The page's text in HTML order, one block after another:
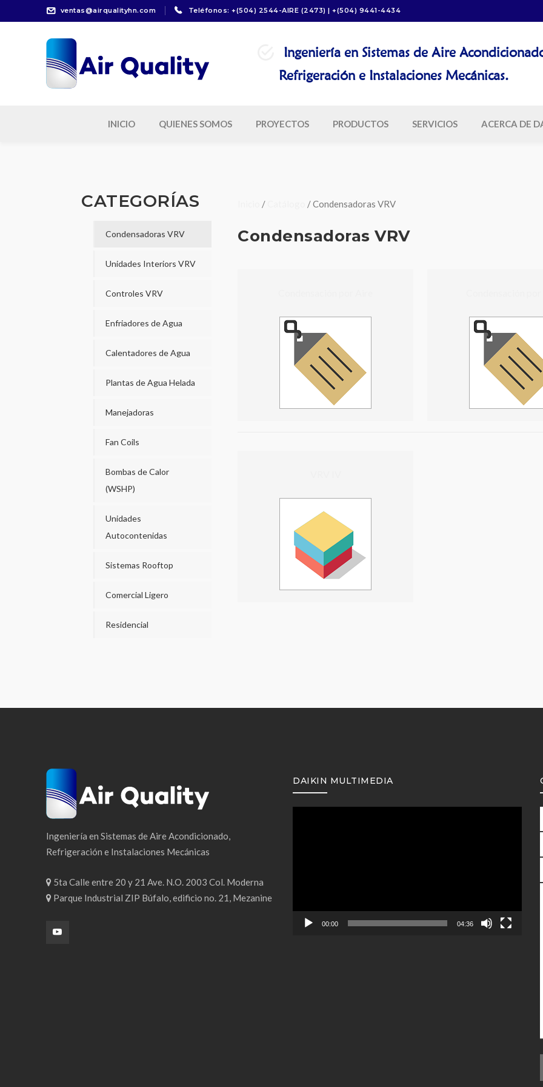
ventas@airqualityhn.com Teléfonos: +(504) 2544-AIRE (2473) | +(504) 9441-4434
Ingeniería en Sistemas de Aire
Refrigeración e Instalaciones Mecánicas.
INICIO QUIENES SOMOS PROYECTOS PRODUCTOS SERVICIOS ACERCA DE
CATEGORÍAS
Condensadoras VRV
Unidades Interiors VRV
Controles VRV
Enfriadores de Agua
Calentadores de Agua
Plantas de Agua Helada
Manejadoras
Fan Coils
Bombas de Calor
(WSHP)
Unidades
Autocontenidas
Sistemas Rooftop
Comercial Ligero
Residencial
/ / Condensadoras VRV
Condensadoras VRV
Ingeniería en Sistemas de Aire Acondicionado,
Refrigeración e Instalaciones Mecánicas
5ta Calle entre 20 y 21 Ave. N.O. 2003 Col. Moderna
Parque Industrial ZIP Búfalo, edificio no. 21, Mezanine
DAIKIN MULTIMEDIA
00:00 04:36